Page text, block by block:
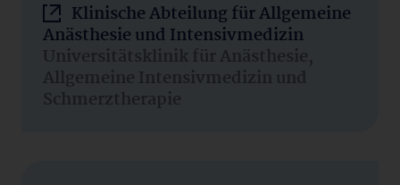
Klinische Abteilung für Allgemeine
Anästhesie und Intensivmedizin
Universitätsklinik für Anästhesie,
Allgemeine Intensivmedizin und
Schmerztherapie